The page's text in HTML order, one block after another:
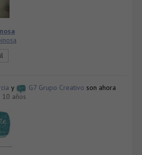
y G7 Grupo Creativo son ahora
10 años